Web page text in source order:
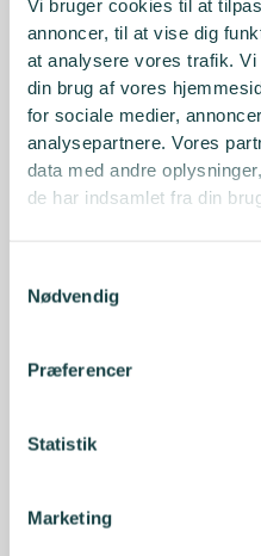
Vi bruger cookies til at
annoncer, til at vise dig
at analysere vores trafik.
din brug af vores
for sociale medier,
analysepartnere. Vores
data med andre
de har indsamlet fra din
Nødvendig
Præferencer
Statistik
Marketing